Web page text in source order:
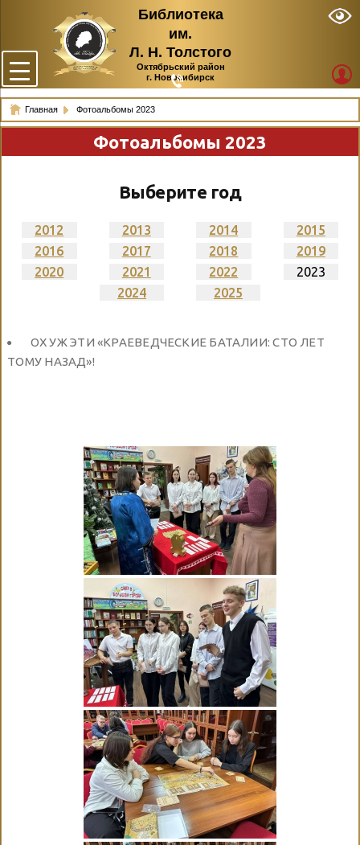
Библиотека
им.
Л. Н. Толстого
Октябрьский район
г. Новосибирск
Главная Фотоальбомы 2023
Фотоальбомы 2023
Выберите год
2012 2013 2014
2015
2016
2017 2018
2019
2020
2021 2022
2023
2024
2025
ОХ УЖ ЭТИ «КРАЕВЕДЧЕСКИЕ БАТАЛИИ: СТО ЛЕТ
ТОМУ НАЗАД»!